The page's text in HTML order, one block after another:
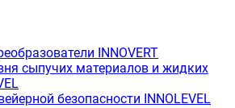
INNOVERT
сыпучих материалов и жидких
безопасности INNOLEVEL